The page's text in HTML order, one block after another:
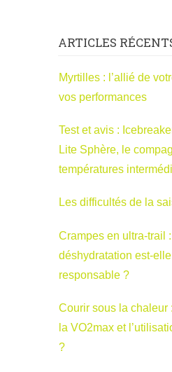
ARTICLES
Myrtilles : l’allié de
vos performances
Test et avis :
Lite Sphère, le
températures
Les difficultés de la
Crampes en ultra-trail
déshydratation est-
responsable ?
Courir sous la chaleur
la VO2max et
?